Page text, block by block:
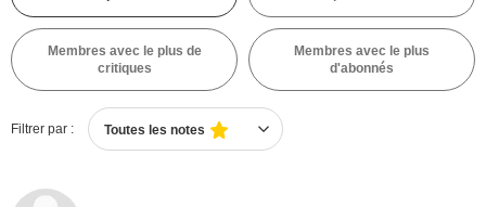
Membres avec le plus de
critiques
Membres avec le plus
d'abonnés
Filtrer par : Toutes les notes